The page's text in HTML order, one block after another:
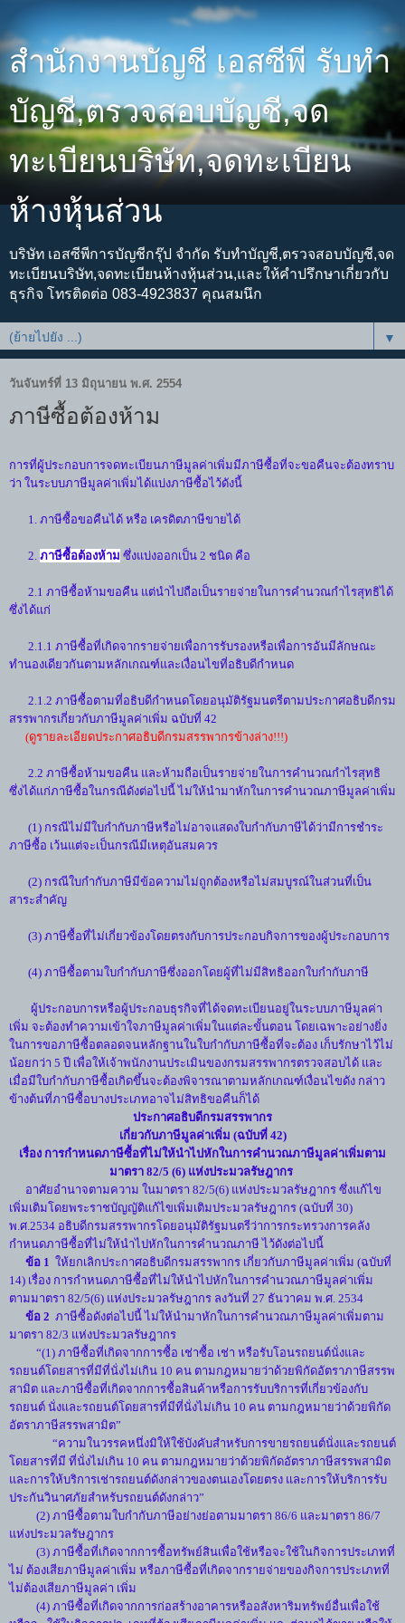
สำนักงานบัญชี เอสซีพี รับทำ
บัญชี,ตรวจสอบบัญชี,จด
ทะเบียนบริษัท,จดทะเบียน
ห้างหุ้นส่วน
บริษัท เอสซีพีการบัญชีกรุ๊ป จำกัด รับทำบัญชี,ตรวจสอบบัญชี,จด
ทะเบียนบริษัท,จดทะเบียนห้างหุ้นส่วน,และให้คำปรึกษาเกี่ยวกับ
ธุรกิจ โทรติดต่อ 083-4923837 คุณสมนึก
▼
วันจันทร์ที่ 13 มิถุนายน พ.ศ. 2554
ภาษีซื้อต้องห้าม
การที่ผู้ประกอบการจดทะเบียนภาษีมูลค่าเพิ่มมีภาษีซื้อที่จะขอคืนจะต้องทราบ
ว่า ในระบบภาษีมูลค่าเพิ่มได้แบ่งภาษีซื้อไว้ดังนี้
1. ภาษีซื้อขอคืนได้ หรือ เครดิตภาษีขายได้
2. ภาษีซื้อต้องห้าม ซึ่งแบ่งออกเป็น 2 ชนิด คือ
2.1 ภาษีซื้อห้ามขอคืน แต่นำไปถือเป็นรายจ่ายในการคำนวณกำไรสุทธิได้
ซึ่งได้แก่
2.1.1 ภาษีซื้อที่เกิดจากรายจ่ายเพื่อการรับรองหรือเพื่อการอันมีลักษณะ
ทำนองเดียวกันตามหลักเกณฑ์และเงื่อนไขที่อธิบดีกำหนด
2.1.2 ภาษีซื้อตามที่อธิบดีกำหนดโดยอนุมัติรัฐมนตรีตามประกาศอธิบดีกรม
สรรพากรเกี่ยวกับภาษีมูลค่าเพิ่ม ฉบับที่ 42
(ดูรายละเอียดประกาศอธิบดีกรมสรรพากรข้างล่าง!!!)
2.2 ภาษีซื้อห้ามขอคืน และห้ามถือเป็นรายจ่ายในการคำนวณกำไรสุทธิ
ซึ่งได้แก่ภาษีซื้อในกรณีดังต่อไปนี้ ไม่ให้นำมาหักในการคำนวณภาษีมูลค่าเพิ่ม
(1) กรณีไม่มีใบกำกับภาษีหรือไม่อาจแสดงใบกำกับภาษีได้ว่ามีการชำระ
ภาษีซื้อ เว้นแต่จะเป็นกรณีมีเหตุอันสมควร
(2) กรณีใบกำกับภาษีมีข้อความไม่ถูกต้องหรือไม่สมบูรณ์ในส่วนที่เป็น
สาระสำคัญ
(3) ภาษีซื้อที่ไม่เกี่ยวข้องโดยตรงกับการประกอบกิจการของผู้ประกอบการ
(4) ภาษีซื้อตามใบกำกับภาษีซึ่งออกโดยผู้ที่ไม่มีสิทธิออกใบกำกับภาษี
ผู้ประกอบการหรือผู้ประกอบธุรกิจที่ได้จดทะเบียนอยู่ในระบบภาษีมูลค่า
เพิ่ม จะต้องทำความเข้าใจภาษีมูลค่าเพิ่มในแต่ละขั้นตอน โดยเฉพาะอย่างยิ่ง
ในการขอภาษีซื้อตลอดจนหลักฐานในใบกำกับภาษีซื้อที่จะต้อง เก็บรักษาไว้ไม่
น้อยกว่า 5 ปี เพื่อให้เจ้าพนักงานประเมินของกรมสรรพากรตรวจสอบได้ และ
เมื่อมีใบกำกับภาษีซื้อเกิดขึ้นจะต้องพิจารณาตามหลักเกณฑ์เงื่อนไขดัง กล่าว
ข้างต้นที่ภาษีซื้อบางประเภทอาจไม่สิทธิขอคืนก็ได้
ประกาศอธิบดีกรมสรรพากร
เกี่ยวกับภาษีมูลค่าเพิ่ม (ฉบับที่ 42)
เรื่อง การกำหนดภาษีซื้อที่ไม่ให้นำไปหักในการคำนวณภาษีมูลค่าเพิ่มตาม
มาตรา 82/5 (6) แห่งประมวลรัษฎากร
อาศัยอำนาจตามความ ในมาตรา 82/5(6) แห่งประมวลรัษฎากร ซึ่งแก้ไข
เพิ่มเติมโดยพระราชบัญญัติแก้ไขเพิ่มเติมประมวลรัษฎากร (ฉบับที่ 30)
พ.ศ.2534 อธิบดีกรมสรรพากรโดยอนุมัติรัฐมนตรีว่าการกระทรวงการคลัง
กำหนดภาษีซื้อที่ไม่ให้นำไปหักในการคำนวณภาษี ไว้ดังต่อไปนี้
ข้อ 1 ให้ยกเลิกประกาศอธิบดีกรมสรรพากร เกี่ยวกับภาษีมูลค่าเพิ่ม (ฉบับที่
14) เรื่อง การกำหนดภาษีซื้อที่ไม่ให้นำไปหักในการคำนวณภาษีมูลค่าเพิ่ม
ตามมาตรา 82/5(6) แห่งประมวลรัษฎากร ลงวันที่ 27 ธันวาคม พ.ศ. 2534
ข้อ 2 ภาษีซื้อดังต่อไปนี้ ไม่ให้นำมาหักในการคำนวณภาษีมูลค่าเพิ่มตาม
มาตรา 82/3 แห่งประมวลรัษฎากร
“(1) ภาษีซื้อที่เกิดจากการซื้อ เช่าซื้อ เช่า หรือรับโอนรถยนต์นั่งและ
รถยนต์โดยสารที่มีที่นั่งไม่เกิน 10 คน ตามกฎหมายว่าด้วยพิกัดอัตราภาษีสรรพ
สามิต และภาษีซื้อที่เกิดจากการซื้อสินค้าหรือการรับบริการที่เกี่ยวข้องกับ
รถยนต์ นั่งและรถยนต์โดยสารที่มีที่นั่งไม่เกิน 10 คน ตามกฎหมายว่าด้วยพิกัด
อัตราภาษีสรรพสามิต”
“ความในวรรคหนึ่งมิให้ใช้บังคับสำหรับการขายรถยนต์นั่งและรถยนต์
โดยสารที่มี ที่นั่งไม่เกิน 10 คน ตามกฎหมายว่าด้วยพิกัดอัตราภาษีสรรพสามิต
และการให้บริการเช่ารถยนต์ดังกล่าวของตนเองโดยตรง และการให้บริการรับ
ประกันวินาศภัยสำหรับรถยนต์ดังกล่าว”
(2) ภาษีซื้อตามใบกำกับภาษีอย่างย่อตามมาตรา 86/6 และมาตรา 86/7
แห่งประมวลรัษฎากร
(3) ภาษีซื้อที่เกิดจากการซื้อทรัพย์สินเพื่อใช้หรือจะใช้ในกิจการประเภทที่
ไม่ ต้องเสียภาษีมูลค่าเพิ่ม หรือภาษีซื้อที่เกิดจากรายจ่ายของกิจการประเภทที่
ไม่ต้องเสียภาษีมูลค่า เพิ่ม
(4) ภาษีซื้อที่เกิดจากการก่อสร้างอาคารหรืออสังหาริมทรัพย์อื่นเพื่อใช้